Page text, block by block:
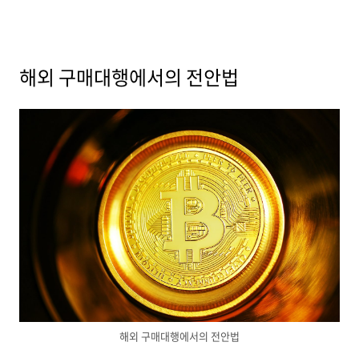
해외 구매대행에서의 전안법
해외 구매대행에서의 전안법